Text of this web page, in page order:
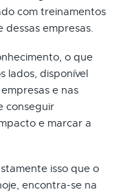
com treinamentos
dessas empresas.
o que
lados, disponível
e nas
conseguir
e marcar a
isso que o
encontra-se na